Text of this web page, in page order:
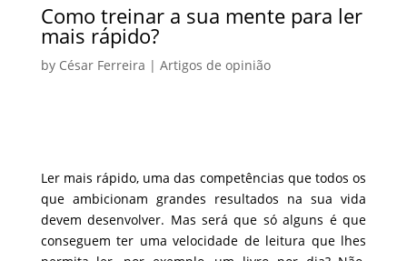
Como treinar a sua mente para ler
mais rápido?
by César Ferreira | Artigos de opinião
Ler mais rápido, uma das competências que todos os
que ambicionam grandes resultados na sua vida
devem desenvolver. Mas será que só alguns é que
conseguem ter uma velocidade de leitura que lhes